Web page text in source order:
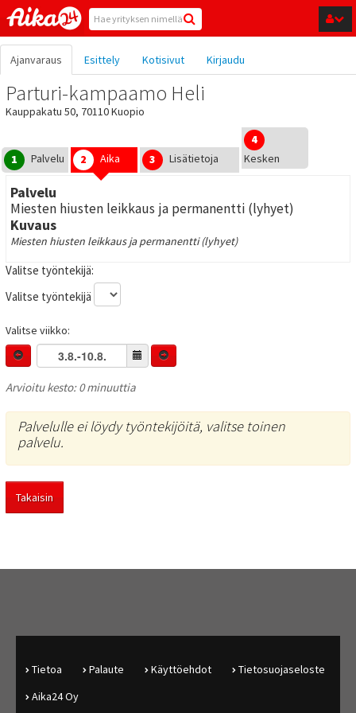
Hyppää pääsisältöön
Ajanvaraus Esittely Kotisivut Kirjaudu
Parturi-kampaamo Heli
Kauppakatu 50, 70110 Kuopio
1 Palvelu 2 Aika 3 Lisätietoja
4
Kesken
Palvelu
Miesten hiusten leikkaus ja permanentti (lyhyet)
Kuvaus
Miesten hiusten leikkaus ja permanentti (lyhyet)
Valitse työntekijä:
Valitse työntekijä
Valitse viikko:
Arvioitu kesto: 0 minuuttia
Palvelulle ei löydy työntekijöitä, valitse toinen
palvelu.
Takaisin
Tietoa Palaute Käyttöehdot
Tietosuojaseloste
Aika24 Oy